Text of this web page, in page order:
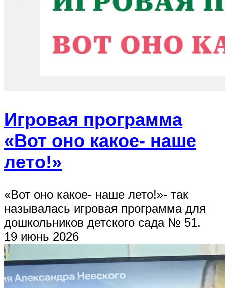
Игровая программа
«Вот оно какое- наше
лето!»
«Вот оно какое- наше лето!»- так
называлась игровая программа для
дошкольников детского сада № 51.
19 июнь 2026